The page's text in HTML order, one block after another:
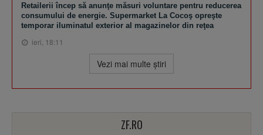
Retailerii încep să anunţe măsuri voluntare pentru reducerea
consumului de energie. Supermarket La Cocoş opreşte
temporar iluminatul exterior al magazinelor din reţea
ieri, 18:11
Vezi mai multe ştiri
ZF.RO